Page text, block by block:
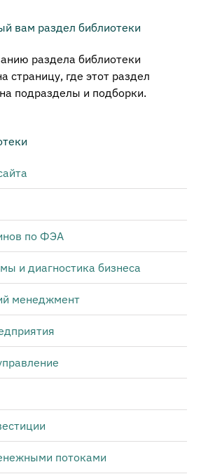
вам раздел библиотеки
раздела библиотеки
страницу, где этот раздел
подразделы и подборки.
по ФЭА
и диагностика бизнеса
менеджмент
потоками